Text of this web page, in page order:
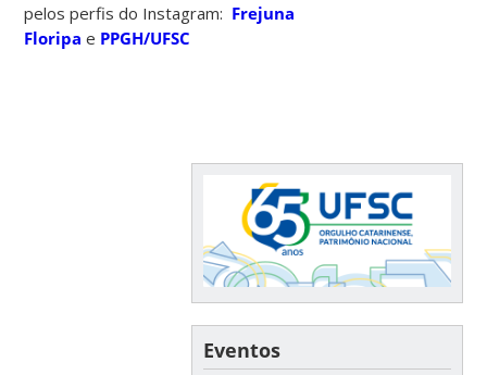
pelos perfis do Instagram: Frejuna
Floripa e PPGH/UFSC
Eventos